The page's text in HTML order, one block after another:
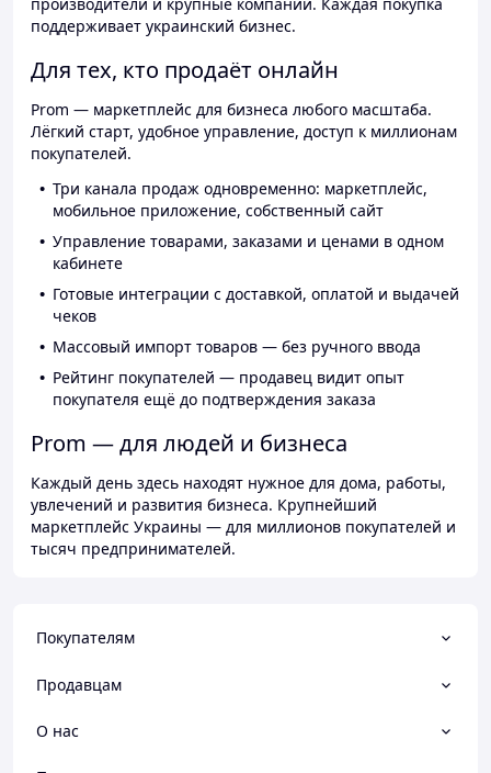
поддерживает украинский бизнес.
Для тех, кто продаёт онлайн
Prom — маркетплейс для бизнеса любого масштаба.
Лёгкий старт, удобное управление, доступ к миллионам
покупателей.
Три канала продаж одновременно: маркетплейс,
мобильное приложение, собственный сайт
Управление товарами, заказами и ценами в одном
кабинете
Готовые интеграции с доставкой, оплатой и выдачей
чеков
Массовый импорт товаров — без ручного ввода
Рейтинг покупателей — продавец видит опыт
покупателя ещё до подтверждения заказа
Prom — для людей и бизнеса
Каждый день здесь находят нужное для дома, работы,
увлечений и развития бизнеса. Крупнейший
маркетплейс Украины — для миллионов покупателей и
тысяч предпринимателей.
Покупателям
Продавцам
О нас